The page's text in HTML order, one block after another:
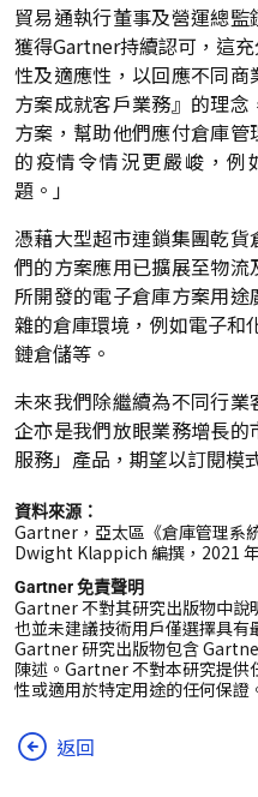
貿易通執行董事及營運總
獲得Gartner持續認可，這
性及適應性，以回應不同
方案成就客戶業務』的理
方案，幫助他們應付倉庫
的疫情令情況更嚴峻，
題。」
憑藉大型超市連鎖集團乾
們的方案應用已擴展至物
所開發的電子倉庫方案用
雜的倉庫環境，例如電子和
鏈倉儲等。
未來我們除繼續為不同行
企亦是我們放眼業務增長
服務」產品，期望以訂閱模
資料來源：
Gartner，亞太區《倉庫管理系
Dwight Klappich 編撰，2021 年
Gartner 免責聲明
Gartner 不對其研究出版物中說
也並未建議技術用戶僅選擇具有
Gartner 研究出版物包含
陳述。Gartner 不對本研究提供
性或適用於特定用途的任何保證
返回